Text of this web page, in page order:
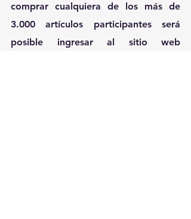
comprar cualquiera de los más de
3.000 artículos participantes será